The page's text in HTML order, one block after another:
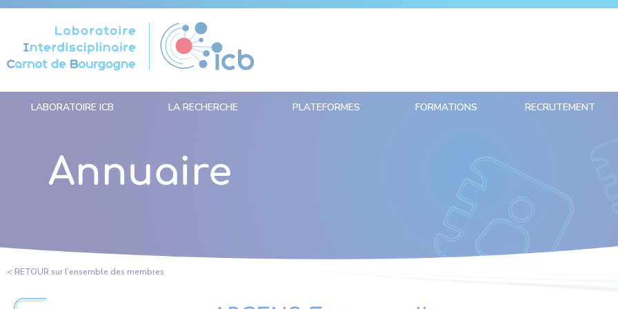
LABORATOIRE ICB LA RECHERCHE PLATEFORMES FORMATIONS RECRUTEMENT
Annuaire
< RETOUR sur l’ensemble des membres
Panneau de gestion des cookies